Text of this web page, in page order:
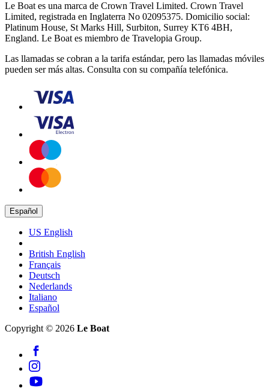
Le Boat es una marca de Crown Travel Limited. Crown Travel
Limited, registrada en Inglaterra No 02095375. Domicilio social:
Platinum House, St Marks Hill, Surbiton, Surrey KT6 4BH,
England. Le Boat es miembro de Travelopia Group.
Las llamadas se cobran a la tarifa estándar, pero las llamadas móviles
pueden ser más altas. Consulta con su compañía telefónica.
Español
US English
British English
Français
Deutsch
Nederlands
Italiano
Español
Copyright © 2026 Le Boat